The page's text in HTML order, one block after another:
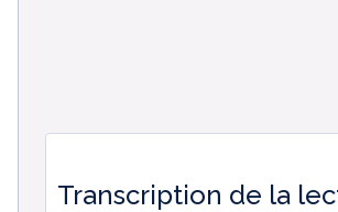
Transcription de la